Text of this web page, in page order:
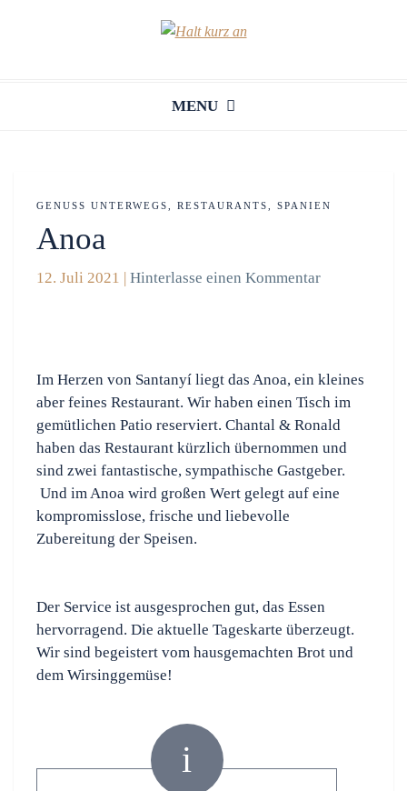
MENU
GENUSS UNTERWEGS RESTAURANTS SPANIEN
Anoa
12. Juli 2021 | Hinterlasse einen Kommentar
Im Herzen von Santanyí liegt das Anoa, ein kleines
aber feines Restaurant. Wir haben einen Tisch im
gemütlichen Patio reserviert. Chantal & Ronald
haben das Restaurant kürzlich übernommen und
sind zwei fantastische, sympathische Gastgeber.
Und im Anoa wird großen Wert gelegt auf eine
kompromisslose, frische und liebevolle
Zubereitung der Speisen.
Der Service ist ausgesprochen gut, das Essen
hervorragend. Die aktuelle Tageskarte überzeugt.
Wir sind begeistert vom hausgemachten Brot und
dem Wirsinggemüse!
i